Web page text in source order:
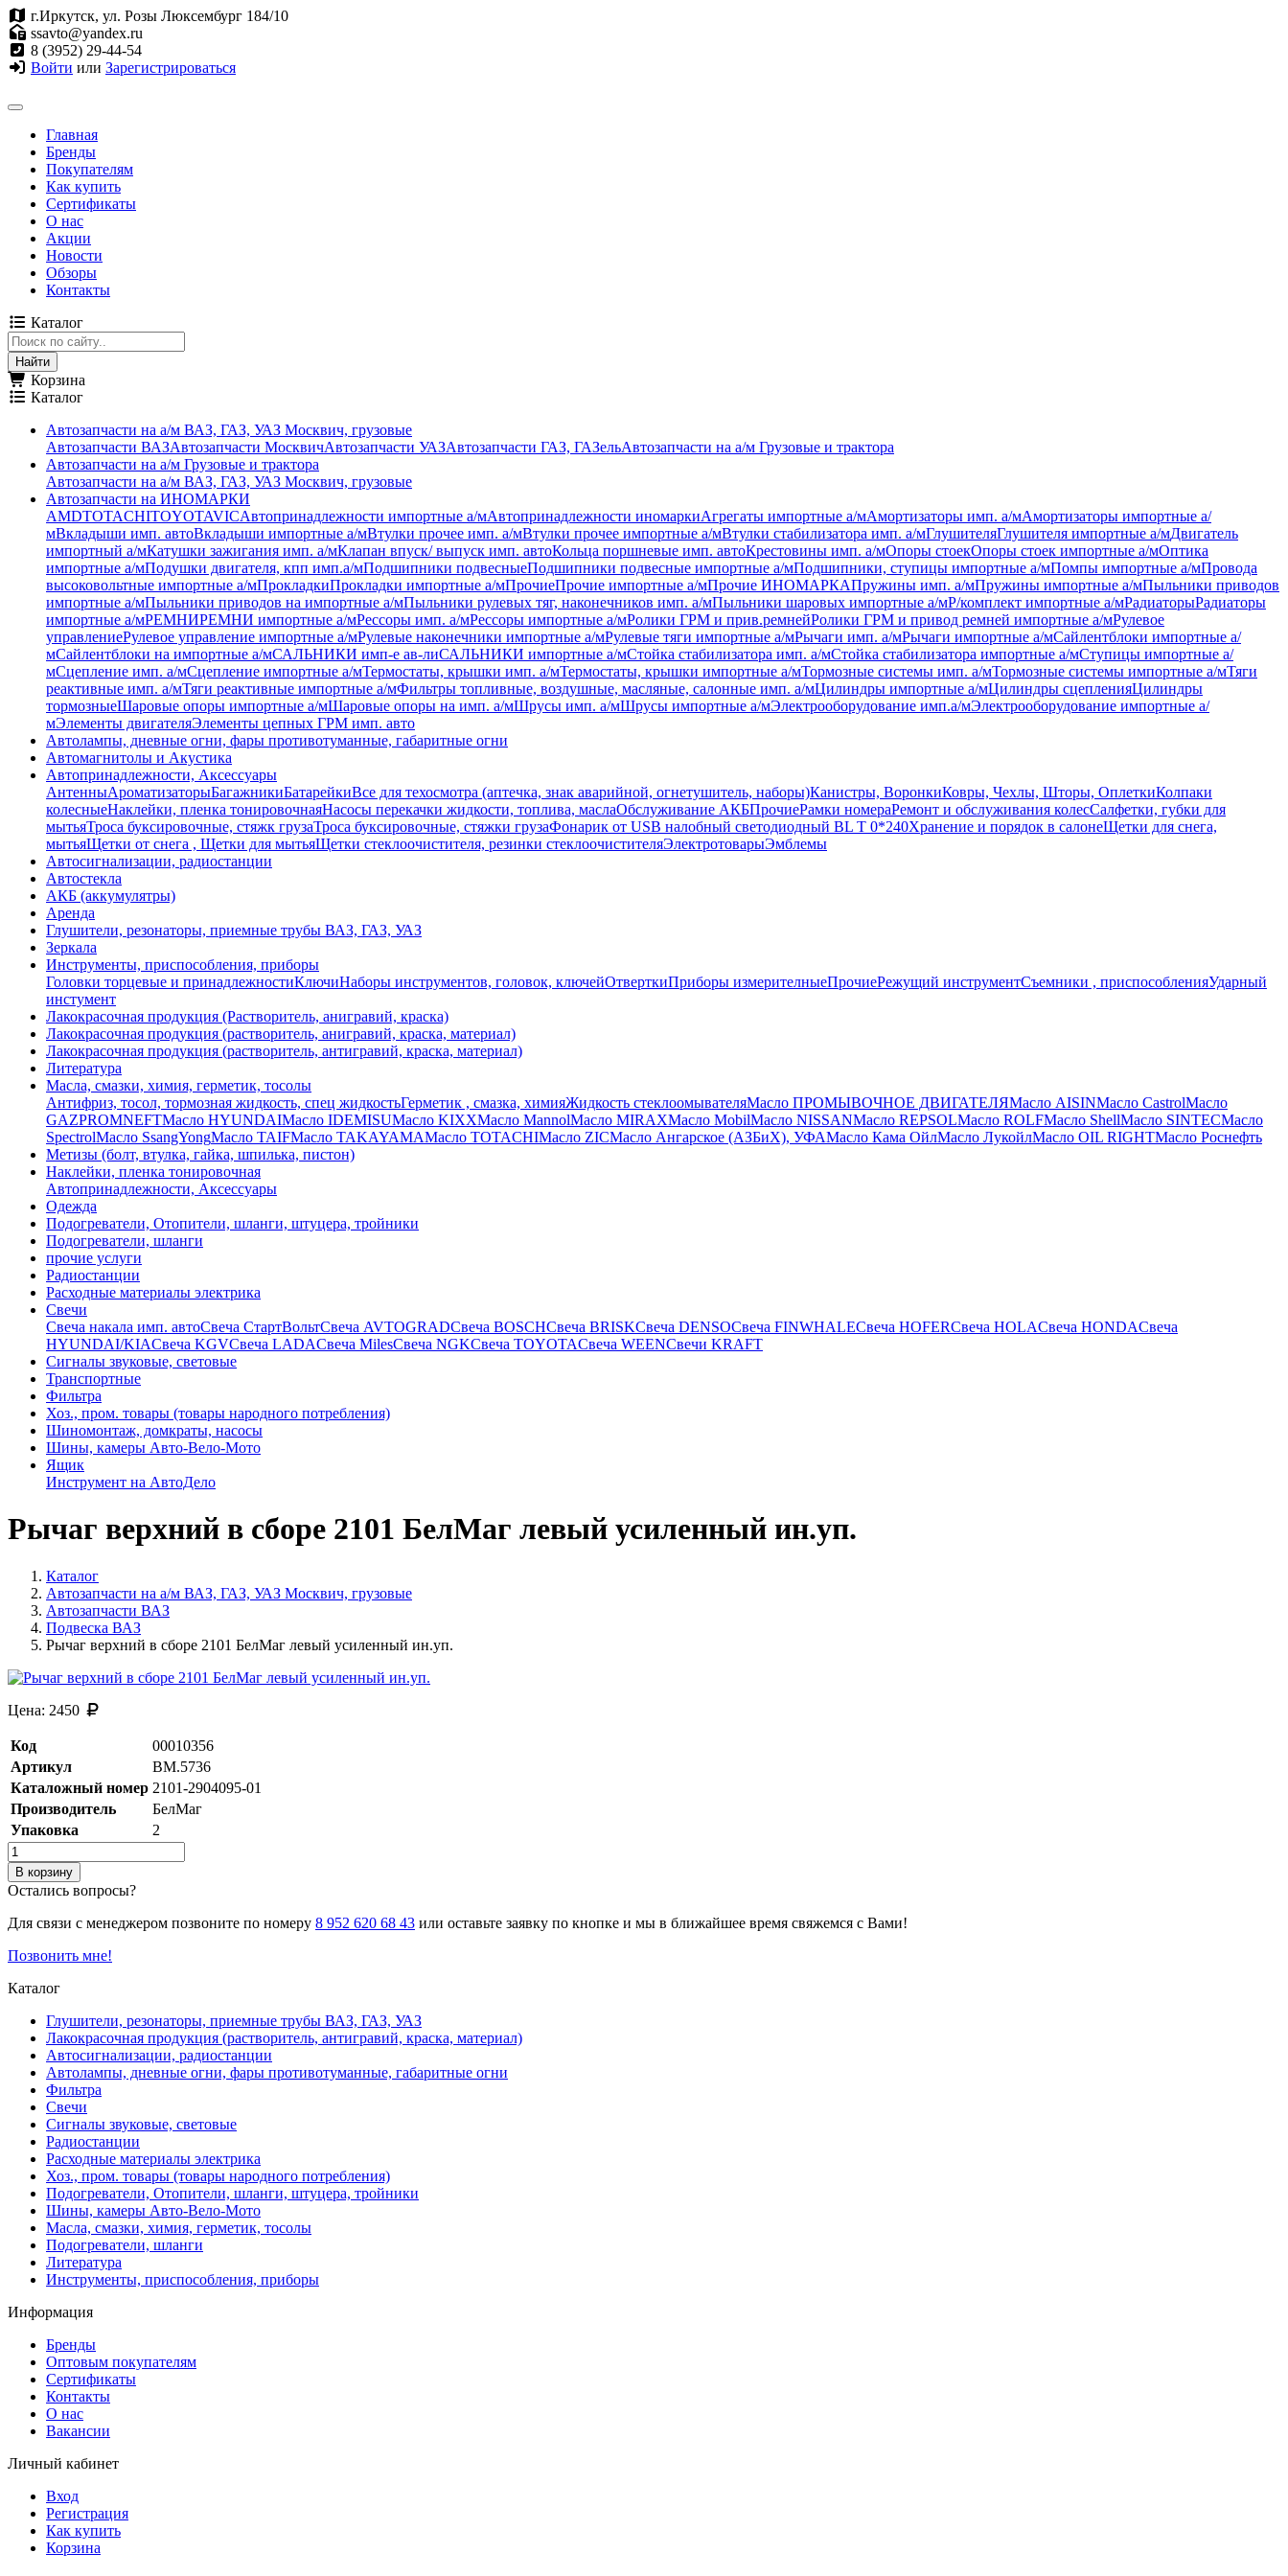
г.Иркутск, ул. Розы Люксембург 184/10
ssavto@yandex.ru
8 (3952) 29-44-54
Войти или Зарегистрироваться
Главная
Бренды
Покупателям
Как купить
Сертификаты
О нас
Акции
Новости
Обзоры
Контакты
Каталог
Корзина
Каталог
Автозапчасти на а/м ВАЗ, ГАЗ, УАЗ Москвич, грузовые
Автозапчасти ВАЗАвтозапчасти МосквичАвтозапчасти УАЗАвтозапчасти ГАЗ, ГАЗельАвтозапчасти на а/м Грузовые и трактора
Автозапчасти на а/м Грузовые и трактора
Автозапчасти на а/м ВАЗ, ГАЗ, УАЗ Москвич, грузовые
Автозапчасти на ИНОМАРКИ
AMDTOTACHITOYOTAVICАвтопринадлежности импортные а/мАвтопринадлежности иномаркиАгрегаты импортные а/мАмортизаторы имп. а/мАмортизаторы импортные а/
мВкладыши имп. автоВкладыши импортные а/мВтулки прочее имп. а/мВтулки прочее импортные а/мВтулки стабилизатора имп. а/мГлушителяГлушителя импортные а/мДвигатель
импортный а/мКатушки зажигания имп. а/мКлапан впуск/ выпуск имп. автоКольца поршневые имп. автоКрестовины имп. а/мОпоры стоекОпоры стоек импортные а/мОптика
импортные а/мПодушки двигателя, кпп имп.а/мПодшипники подвесныеПодшипники подвесные импортные а/мПодшипники, ступицы импортные а/мПомпы импортные а/мПровода
высоковольтные импортные а/мПрокладкиПрокладки импортные а/мПрочиеПрочие импортные а/мПрочие ИНОМАРКАПружины имп. а/мПружины импортные а/мПыльники приводов
импортные а/мПыльники приводов на импортные а/мПыльники рулевых тяг, наконечников имп. а/мПыльники шаровых импортные а/мР/комплект импортные а/мРадиаторыРадиаторы
импортные а/мРЕМНИРЕМНИ импортные а/мРессоры имп. а/мРессоры импортные а/мРолики ГРМ и прив.ремнейРолики ГРМ и привод ремней импортные а/мРулевое
управлениеРулевое управление импортные а/мРулевые наконечники импортные а/мРулевые тяги импортные а/мРычаги имп. а/мРычаги импортные а/мСайлентблоки импортные а/
мСайлентблоки на импортные а/мСАЛЬНИКИ имп-е ав-лиСАЛЬНИКИ импортные а/мСтойка стабилизатора имп. а/мСтойка стабилизатора импортные а/мСтупицы импортные а/
мСцепление имп. а/мСцепление импортные а/мТермостаты, крышки имп. а/мТермостаты, крышки импортные а/мТормозные системы имп. а/мТормозные системы импортные а/мТяги
реактивные имп. а/мТяги реактивные импортные а/мФильтры топливные, воздушные, масляные, салонные имп. а/мЦилиндры импортные а/мЦилиндры сцепленияЦилиндры
тормозныеШаровые опоры импортные а/мШаровые опоры на имп. а/мШрусы имп. а/мШрусы импортные а/мЭлектрооборудование имп.а/мЭлектрооборудование импортные а/
мЭлементы двигателяЭлементы цепных ГРМ имп. авто
Автолампы, дневные огни, фары противотуманные, габаритные огни
Автомагнитолы и Акустика
Автопринадлежности, Аксессуары
АнтенныАроматизаторыБагажникиБатарейкиВсе для техосмотра (аптечка, знак аварийной, огнетушитель, наборы)Канистры, ВоронкиКовры, Чехлы, Шторы, ОплеткиКолпаки
колесныеНаклейки, пленка тонировочнаяНасосы перекачки жидкости, топлива, маслаОбслуживание АКБПрочиеРамки номераРемонт и обслуживания колесСалфетки, губки для
мытьяТроса буксировочные, стяжк грузаТроса буксировочные, стяжки грузаФонарик от USB налобный светодиодный BL T 0*240Хранение и порядок в салонеЩетки для снега,
мытьяЩетки от снега , Щетки для мытьяЩетки стеклоочистителя, резинки стеклоочистителяЭлектротоварыЭмблемы
Автосигнализации, радиостанции
Автостекла
АКБ (аккумулятры)
Аренда
Глушители, резонаторы, приемные трубы ВАЗ, ГАЗ, УАЗ
Зеркала
Инструменты, приспособления, приборы
Головки торцевые и принадлежностиКлючиНаборы инструментов, головок, ключейОтверткиПриборы измерителныеПрочиеРежущий инструментСъемники , приспособленияУдарный
инстумент
Лакокрасочная продукция (Растворитель, анигравий, краска)
Лакокрасочная продукция (растворитель, анигравий, краска, материал)
Лакокрасочная продукция (растворитель, антигравий, краска, материал)
Литература
Масла, смазки, химия, герметик, тосолы
Антифриз, тосол, тормозная жидкость, спец жидкостьГерметик , смазка, химияЖидкость стеклоомывателяМасло ПРОМЫВОЧНОЕ ДВИГАТЕЛЯМасло AISINМасло CastrolМасло
GAZPROMNEFTМасло HYUNDAIМасло IDEMISUМасло KIXXМасло MannolМасло MIRAXМасло MobilМасло NISSANМасло REPSOLМасло ROLFМасло ShellМасло SINTECМасло
SpectrolМасло SsangYongМасло TAIFМасло TAKAYAMAМасло TOTACHIМасло ZICМасло Ангарское (АЗБиХ), УФАМасло Кама ОйлМасло ЛукойлМасло ОIL RIGHTМасло Роснефть
Метизы (болт, втулка, гайка, шпилька, пистон)
Наклейки, пленка тонировочная
Автопринадлежности, Аксессуары
Одежда
Подогреватели, Отопители, шланги, штуцера, тройники
Подогреватели, шланги
прочие услуги
Радиостанции
Расходные материалы электрика
Свечи
Свечa накала имп. автоСвечa СтартВольтСвеча AVTOGRADСвеча BOSCHСвеча BRISKСвеча DENSOСвеча FINWHALEСвеча HOFERСвеча HOLAСвеча HONDAСвеча
HYUNDAI/KIAСвеча KGVСвеча LADAСвеча MilesСвеча NGKСвеча TOYOTAСвеча WEENСвечи KRAFT
Сигналы звуковые, световые
Транспортные
Фильтра
Хоз., пром. товары (товары народного потребления)
Шиномонтаж, домкраты, насосы
Шины, камеры Авто-Вело-Мото
Ящик
Инструмент на АвтоДело
Рычаг верхний в сборе 2101 БелМаг левый усиленный ин.уп.
Каталог
Автозапчасти на а/м ВАЗ, ГАЗ, УАЗ Москвич, грузовые
Автозапчасти ВАЗ
Подвеска ВАЗ
Рычаг верхний в сборе 2101 БелМаг левый усиленный ин.уп.
Цена: 2450
Код
00010356
Артикул
BM.5736
Каталожный номер 2101-2904095-01
Производитель
БелМаг
Упаковка
2
В корзину
Остались вопросы?
Для связи с менеджером позвоните по номеру 8 952 620 68 43 или оставьте заявку по кнопке и мы в ближайшее время свяжемся с Вами!
Позвонить мне!
Каталог
Глушители, резонаторы, приемные трубы ВАЗ, ГАЗ, УАЗ
Лакокрасочная продукция (растворитель, антигравий, краска, материал)
Автосигнализации, радиостанции
Автолампы, дневные огни, фары противотуманные, габаритные огни
Фильтра
Свечи
Сигналы звуковые, световые
Радиостанции
Расходные материалы электрика
Хоз., пром. товары (товары народного потребления)
Подогреватели, Отопители, шланги, штуцера, тройники
Шины, камеры Авто-Вело-Мото
Масла, смазки, химия, герметик, тосолы
Подогреватели, шланги
Литература
Инструменты, приспособления, приборы
Информация
Бренды
Оптовым покупателям
Сертификаты
Контакты
О нас
Вакансии
Личный кабинет
Вход
Регистрация
Как купить
Корзина